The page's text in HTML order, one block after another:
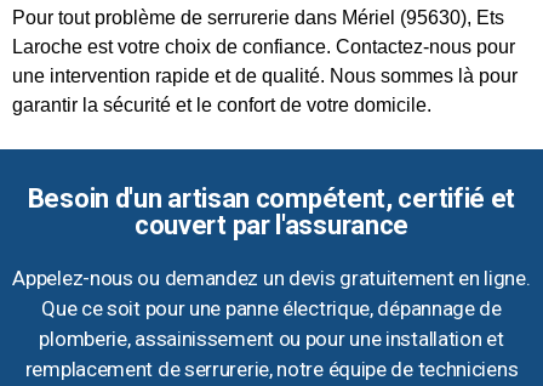
Pour tout problème de serrurerie dans Mériel (95630), Ets
Laroche est votre choix de confiance. Contactez-nous pour
une intervention rapide et de qualité. Nous sommes là pour
garantir la sécurité et le confort de votre domicile.
Besoin d'un artisan compétent, certifié et
couvert par l'assurance
Appelez-nous ou demandez un devis gratuitement en ligne.
Que ce soit pour une panne électrique, dépannage de
plomberie, assainissement ou pour une installation et
remplacement de serrurerie, notre équipe de techniciens